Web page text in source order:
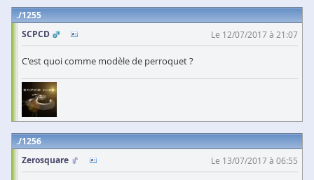
1255
SCPCD
Le 12/07/2017 à 21:07
C'est quoi comme modèle de perroquet ?
1256
Zerosquare
Le 13/07/2017 à 06:55